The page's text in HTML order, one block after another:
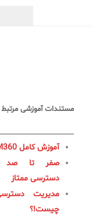
مستندات آموزشی مرتبط
آموزش کامل PAM360
صفر تا صد
دسترسی ممتاز
مدیریت
چیست!؟